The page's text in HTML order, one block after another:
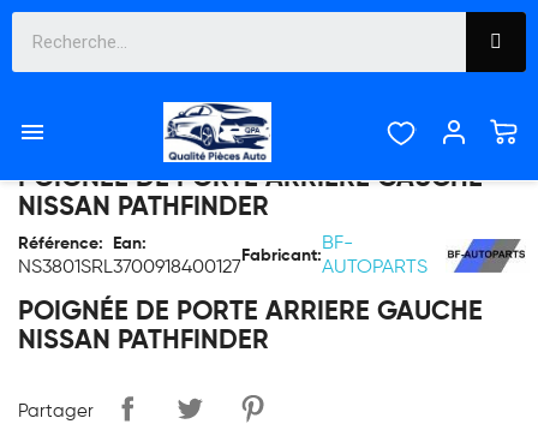

POIGNEE DE PORTE ARRIERE GAUCHE
NISSAN PATHFINDER
Référence:
NS3801SRL
Ean:
3700918400127
Fabricant:
BF-
AUTOPARTS
POIGNÉE DE PORTE ARRIERE GAUCHE
NISSAN PATHFINDER
Partager